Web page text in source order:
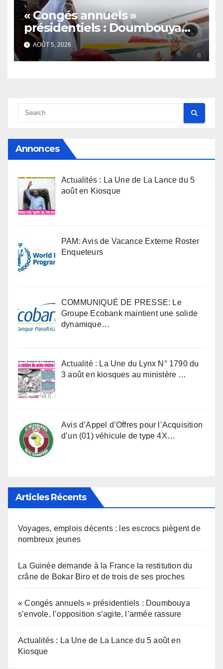
« Congés annuels »
présidentiels : Doumbouya
s’envole, l’opposition s’agite,
l’armée rassure
AOÛT 5, 2026
Annonces
Actualités : La Une de La Lance du 5
août en Kiosque
PAM: Avis de Vacance Externe Roster
Enqueteurs
COMMUNIQUÉ DE PRESSE: Le
Groupe Ecobank maintient une solide
dynamique…
Actualité : La Une du Lynx N° 1790 du
3 août en kiosques au ministère …
Avis d’Appel d’Offres pour l’Acquisition
d’un (01) véhicule de type 4X…
Articles Récents
Voyages, emplois décents : les escrocs piègent de
nombreux jeunes
La Guinée demande à la France la restitution du
crâne de Bokar Biro et de trois de ses proches
« Congés annuels » présidentiels : Doumbouya
s’envole, l’opposition s’agite, l’armée rassure
Actualités : La Une de La Lance du 5 août en
Kiosque